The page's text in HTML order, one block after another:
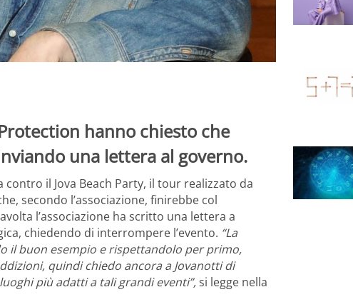
hanno chiesto che
una lettera al governo.
il Jova Beach Party, il tour realizzato da
secondo l’associazione, finirebbe col
l’associazione ha scritto una lettera a
chiedendo di interrompere l’evento. “La
il buon esempio e rispettandolo per primo,
quindi chiedo ancora a Jovanotti di
più adatti a tali grandi eventi”,si legge nella